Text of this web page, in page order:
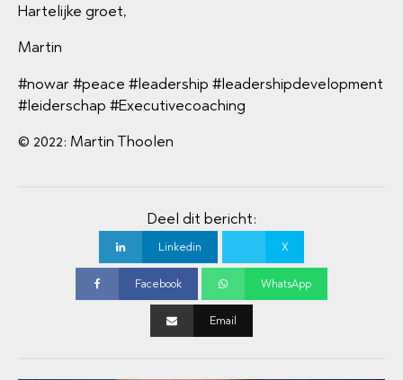
Hartelijke groet,
Martin
#nowar #peace #leadership #leadershipdevelopment
#leiderschap #Executivecoaching
© 2022: Martin Thoolen
Deel dit bericht:
X
Facebook
Email
Linkedin
WhatsApp